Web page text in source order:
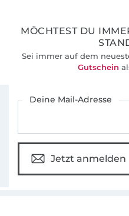
MÖCHTEST DU
Sei immer auf dem
Gutschein
Deine Mail-Adresse
Jetzt anmelden